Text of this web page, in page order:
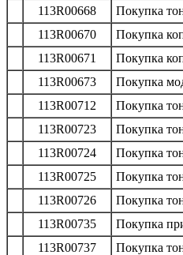
113R00668
Покупка
113R00670
Покупка
113R00671
Покупка
113R00673
Покупка
113R00712
Покупка
113R00723
Покупка
113R00724
Покупка
113R00725
Покупка
113R00726
Покупка
113R00735
Покупка
113R00737
Покупка